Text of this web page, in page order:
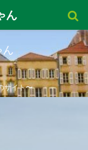
サイト〜
ん